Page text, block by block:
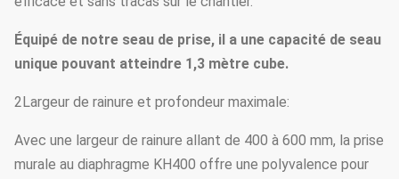
Équipé de notre seau de prise, il a une capacité de seau
unique pouvant atteindre 1,3 mètre cube.
2Largeur de rainure et profondeur maximale:
Avec une largeur de rainure allant de 400 à 600 mm, la prise
murale au diaphragme KH400 offre une polyvalence pour